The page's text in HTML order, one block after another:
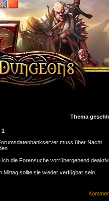
Thema
1
muss über Nacht
ich die Forensuche vorrübergehend
Mittag sollte sie wieder verfügbar sein.